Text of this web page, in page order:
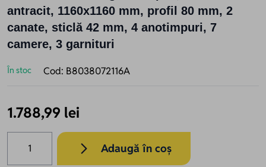
antracit, 1160x1160 mm, profil 80 mm, 2
canate, sticlă 42 mm, 4 anotimpuri, 7
camere, 3 garnituri
În stoc Cod: B8038072116A
1.788,99 lei
Adaugă în coș